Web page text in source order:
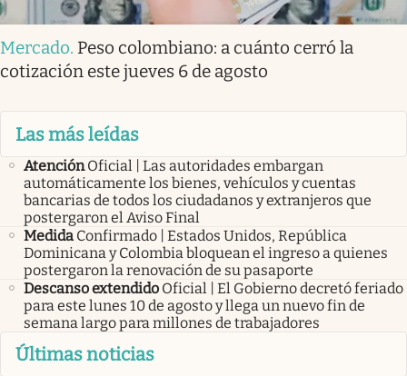
Mercado. Peso colombiano: a cuánto cerró la
cotización este jueves 6 de agosto
Las más leídas
Atención Oficial | Las autoridades embargan
automáticamente los bienes, vehículos y cuentas
bancarias de todos los ciudadanos y extranjeros que
postergaron el Aviso Final
Medida Confirmado | Estados Unidos, República
Dominicana y Colombia bloquean el ingreso a quienes
postergaron la renovación de su pasaporte
Descanso extendido Oficial | El Gobierno decretó feriado
para este lunes 10 de agosto y llega un nuevo fin de
semana largo para millones de trabajadores
Últimas noticias